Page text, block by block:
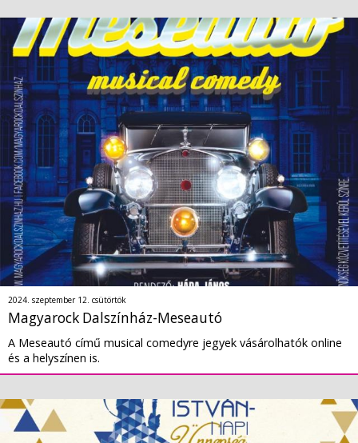
2024. szeptember 12. csütörtök
Magyarock Dalszínház-Meseautó
A Meseautó című musical comedyre jegyek vásárolhatók online
és a helyszínen is.